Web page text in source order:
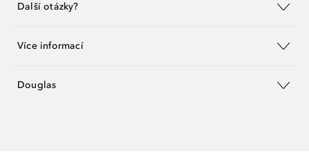
Další otázky?
Více informací
Douglas